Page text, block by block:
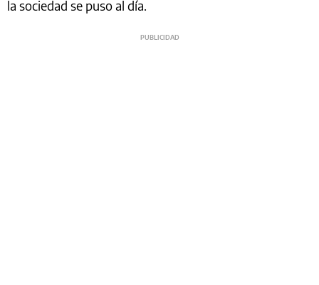
la sociedad se puso al día.